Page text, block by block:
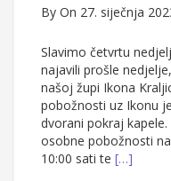
By On 27. siječnja
Slavimo četvrtu
najavili prošle
našoj župi Ikona
pobožnosti uz Ikonu
dvorani pokraj
osobne pobožnosti
10:00 sati te […]